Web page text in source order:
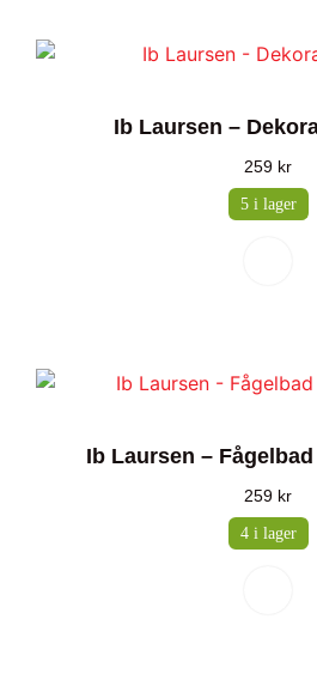
Ib Laursen –
259 kr
5 i lager
Ib Laursen –
259 kr
4 i lager